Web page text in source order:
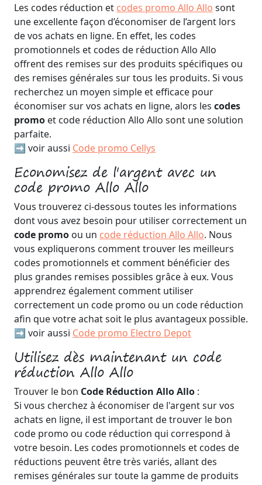
Les codes réduction et codes promo Allo Allo sont
une excellente façon d’économiser de l’argent lors
de vos achats en ligne. En effet, les codes
promotionnels et codes de réduction Allo Allo
offrent des remises sur des produits spécifiques ou
des remises générales sur tous les produits. Si vous
recherchez un moyen simple et efficace pour
économiser sur vos achats en ligne, alors les codes
promo et code réduction Allo Allo sont une solution
parfaite.
➡️ voir aussi Code promo Cellys
Economisez de l'argent avec un
code promo Allo Allo
Vous trouverez ci-dessous toutes les informations
dont vous avez besoin pour utiliser correctement un
code promo ou un code réduction Allo Allo. Nous
vous expliquerons comment trouver les meilleurs
codes promotionnels et comment bénéficier des
plus grandes remises possibles grâce à eux. Vous
apprendrez également comment utiliser
correctement un code promo ou un code réduction
afin que votre achat soit le plus avantageux possible.
➡️ voir aussi Code promo Electro Depot
Utilisez dès maintenant un code
réduction Allo Allo
Trouver le bon Code Réduction Allo Allo :
Si vous cherchez à économiser de l'argent sur vos
achats en ligne, il est important de trouver le bon
code promo ou code réduction qui correspond à
votre besoin. Les codes promotionnels et codes de
réductions peuvent être très variés, allant des
remises générales sur toute la gamme de produits